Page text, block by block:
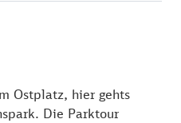
Ostplatz, hier gehts
Die Parktour